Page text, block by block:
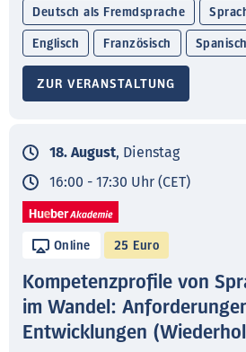
Deutsch als Fremdsprache
Englisch Französisch Spanisch
ZUR VERANSTALTUNG
18. August, Dienstag
16:00 - 17:30 Uhr (CET)
Online 25 Euro
Kompetenzprofile von
im Wandel:
Entwicklungen